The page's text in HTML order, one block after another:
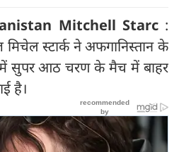
Mitchell Starc :
स्टार्क ने अफगानिस्तान के
में सुपर आठ चरण के मैच में बाहर
है।